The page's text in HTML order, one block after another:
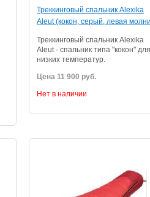
Треккинговый спальник Alexika
Aleut (кокон, серый, левая
Треккинговый спальник Alexika
Aleut - спальник типа "кокон" для
низких температур.
Цена 11 900 руб.
Нет в наличии